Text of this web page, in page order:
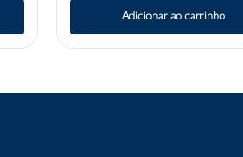
Adicionar ao carrinho